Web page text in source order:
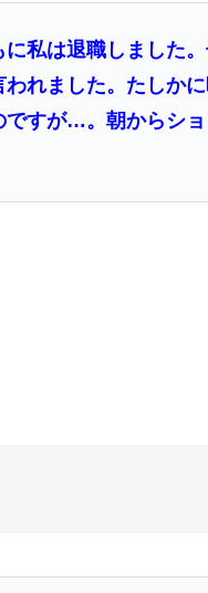
私は退職しました
れました。たしか
ですが…。朝からショ